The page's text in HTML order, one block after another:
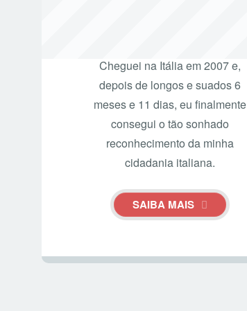
Cheguei na Itália em 2007 e,
depois de longos e suados 6
meses e 11 dias, eu finalmente
consegui o tão sonhado
reconhecimento da minha
cidadania italiana.
SAIBA MAIS